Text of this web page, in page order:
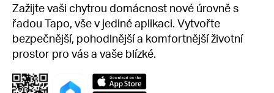
Zažijte vaši chytrou domácnost nové úrovně s
řadou Tapo, vše v jediné aplikaci. Vytvořte
bezpečnější, pohodlnější a komfortnější životní
prostor pro vás a vaše blízké.